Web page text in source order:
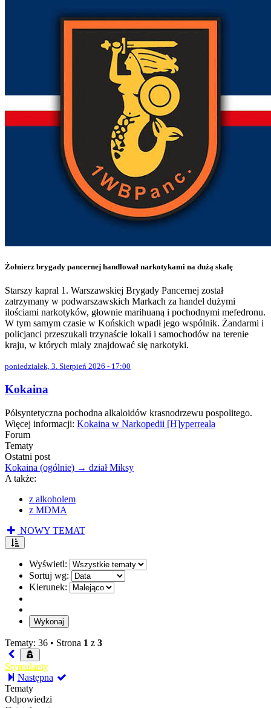
Żołnierz brygady pancernej handlował narkotykami na dużą skalę
Starszy kapral 1. Warszawskiej Brygady Pancernej został
zatrzymany w podwarszawskich Markach za handel dużymi
ilościami narkotyków, głownie marihuaną i pochodnymi mefedronu.
W tym samym czasie w Końskich wpadł jego wspólnik. Żandarmi i
policjanci przeszukali trzynaście lokali i samochodów na terenie
kraju, w których miały znajdować się narkotyki.
poniedziałek, 3. Sierpień 2026 - 17:00
Kokaina
Półsyntetyczna pochodna alkaloidów krasnodrzewu pospolitego.
Więcej informacji: Kokaina w Narkopedii [H]yperreala
Forum
Tematy
Ostatni post
Kokaina (ogólnie) → dział Miksy
A także:
z alkoholem
z MDMA
NOWY TEMAT
Wyświetl:
Sortuj wg:
Kierunek:
Tematy: 36 • Strona 1 z 3
Stymulanty
Następna
Tematy
Odpowiedzi